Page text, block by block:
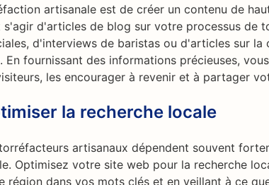
artisanale est de créer un contenu de
s'agir d'articles de blog sur votre processus de
d'interviews de baristas ou d'articles sur la
En fournissant des informations précieuses,
les encourager à revenir et à partager
la recherche locale
artisanaux dépendent souvent
Optimisez votre site web pour la recherche
région dans vos mots clés et en veillant à ce